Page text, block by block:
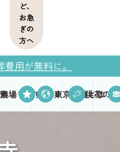
ど、
お急
ぎの
方へ
用が無料に。
場を探す口コミ東京葬儀とは
供花の